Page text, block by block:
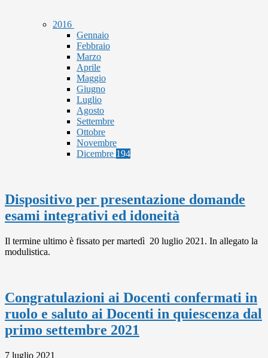
2016
Gennaio
Febbraio
Marzo
Aprile
Maggio
Giugno
Luglio
Agosto
Settembre
Ottobre
Novembre
Dicembre 194
Dispositivo per presentazione domande
esami integrativi ed idoneità
Il termine ultimo è fissato per martedì 20 luglio 2021. In allegato la
modulistica.
Congratulazioni ai Docenti confermati in
ruolo e saluto ai Docenti in quiescenza dal
primo settembre 2021
7 luglio 2021